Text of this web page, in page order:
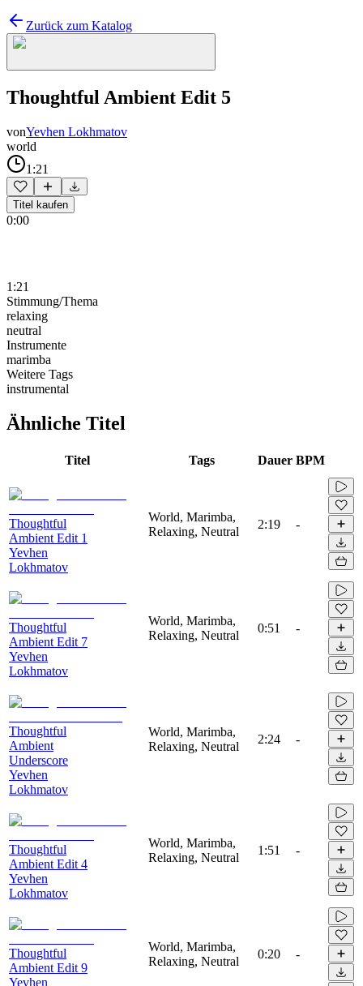
Zurück zum Katalog
Thoughtful Ambient Edit 5
vonYevhen Lokhmatov
world
1:21
Titel kaufen
0:00
1:21
Stimmung/Thema
relaxing
neutral
Instrumente
marimba
Weitere Tags
instrumental
Ähnliche Titel
Titel Tags Dauer BPM
Thoughtful
Ambient Edit 1
Yevhen
Lokhmatov
World, Marimba,
Relaxing, Neutral
2:19 -
Thoughtful
Ambient Edit 7
Yevhen
Lokhmatov
World, Marimba,
Relaxing, Neutral
0:51 -
Thoughtful
Ambient
Underscore
Yevhen
Lokhmatov
World, Marimba,
Relaxing, Neutral
2:24 -
Thoughtful
Ambient Edit 4
Yevhen
Lokhmatov
World, Marimba,
Relaxing, Neutral
1:51 -
Thoughtful
Ambient Edit 9
Yevhen
World, Marimba,
Relaxing, Neutral
0:20 -